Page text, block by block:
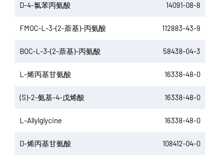
D-4-氯苯丙氨酸 14091-08-8
FMOC-L-3-(2-萘基)-丙氨酸 112883-43-9
BOC-L-3-(2-萘基)-丙氨酸 58438-04-3
L-烯丙基甘氨酸 16338-48-0
(S)-2-氨基-4-戊烯酸 16338-48-0
L-Allylglycine 16338-48-0
D-烯丙基甘氨酸 108412-04-0